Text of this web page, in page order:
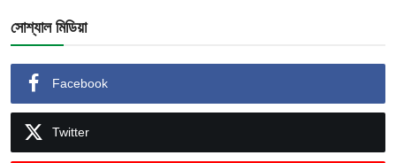
সোশ্যাল মিডিয়া
Facebook
Twitter